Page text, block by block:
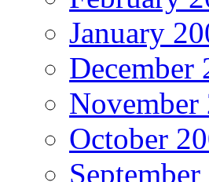
January
December
November
October